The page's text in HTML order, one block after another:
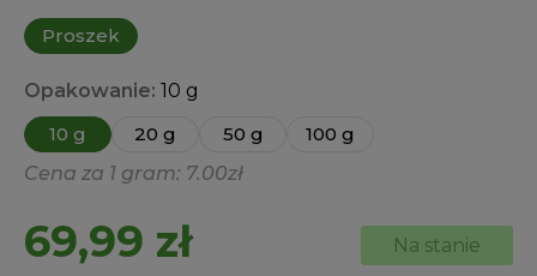
Proszek
Opakowanie: 10 g
10 g
20 g 50 g
100 g
Cena za 1 gram: 7.00zł
69,99 zł Na stanie